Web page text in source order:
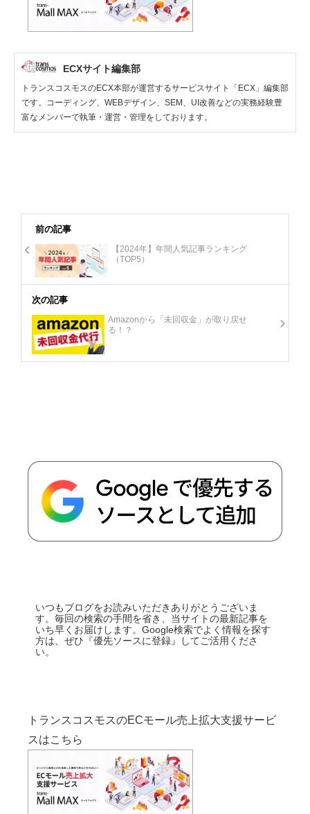
ECXサイト編集部
トランスコスモスのECX本部が運営するサービスサイト「ECX」編集部
です。コーディング、WEBデザイン、SEM、UI改善などの実務経験豊
富なメンバーで執筆・運営・管理をしております。
前の記事
【2024年】年間人気記事ランキング
（TOP5）
次の記事
Amazonから「未回収金」が取り戻せ
る！？
いつもブログをお読みいただきありがとうございま
す。毎回の検索の手間を省き、当サイトの最新記事を
いち早くお届けします。Google検索でよく情報を探す
方は、ぜひ『優先ソースに登録』してご活用くださ
い。
トランスコスモスのECモール売上拡大支援サービ
スはこちら